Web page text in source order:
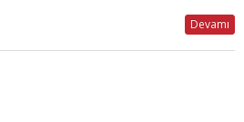
Devamı